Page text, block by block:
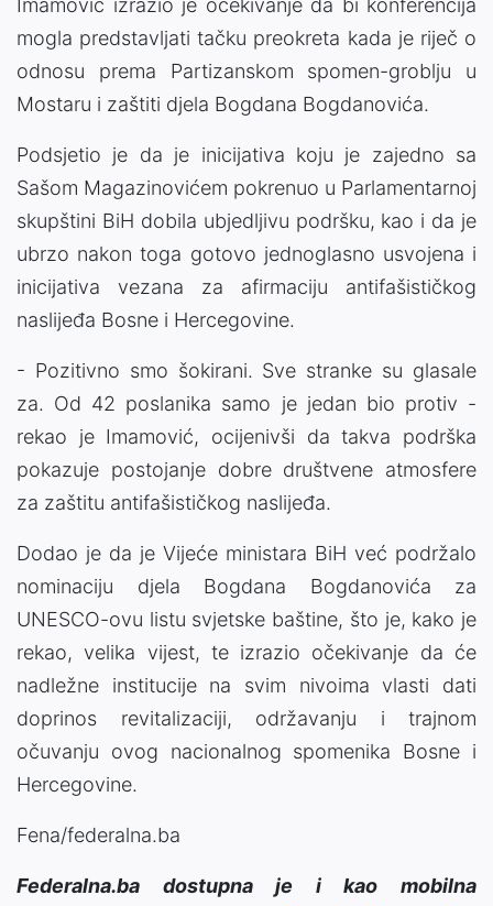
Imamović izrazio je očekivanje da bi konferencija
mogla predstavljati tačku preokreta kada je riječ o
odnosu prema Partizanskom spomen-groblju u
Mostaru i zaštiti djela Bogdana Bogdanovića.
Podsjetio je da je inicijativa koju je zajedno sa
Sašom Magazinovićem pokrenuo u Parlamentarnoj
skupštini BiH dobila ubjedljivu podršku, kao i da je
ubrzo nakon toga gotovo jednoglasno usvojena i
inicijativa vezana za afirmaciju antifašističkog
naslijeđa Bosne i Hercegovine.
- Pozitivno smo šokirani. Sve stranke su glasale
za. Od 42 poslanika samo je jedan bio protiv -
rekao je Imamović, ocijenivši da takva podrška
pokazuje postojanje dobre društvene atmosfere
za zaštitu antifašističkog naslijeđa.
Dodao je da je Vijeće ministara BiH već podržalo
nominaciju djela Bogdana Bogdanovića za
UNESCO-ovu listu svjetske baštine, što je, kako je
rekao, velika vijest, te izrazio očekivanje da će
nadležne institucije na svim nivoima vlasti dati
doprinos revitalizaciji, održavanju i trajnom
očuvanju ovog nacionalnog spomenika Bosne i
Hercegovine.
Fena/federalna.ba
Federalna.ba dostupna je i kao mobilna